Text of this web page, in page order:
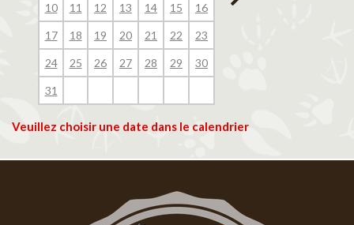
10 11 12 13 14 15 16
17 18 19 20 21 22 23
24 25 26 27 28 29 30
31
14
Veuillez choisir une date dans le calendrier